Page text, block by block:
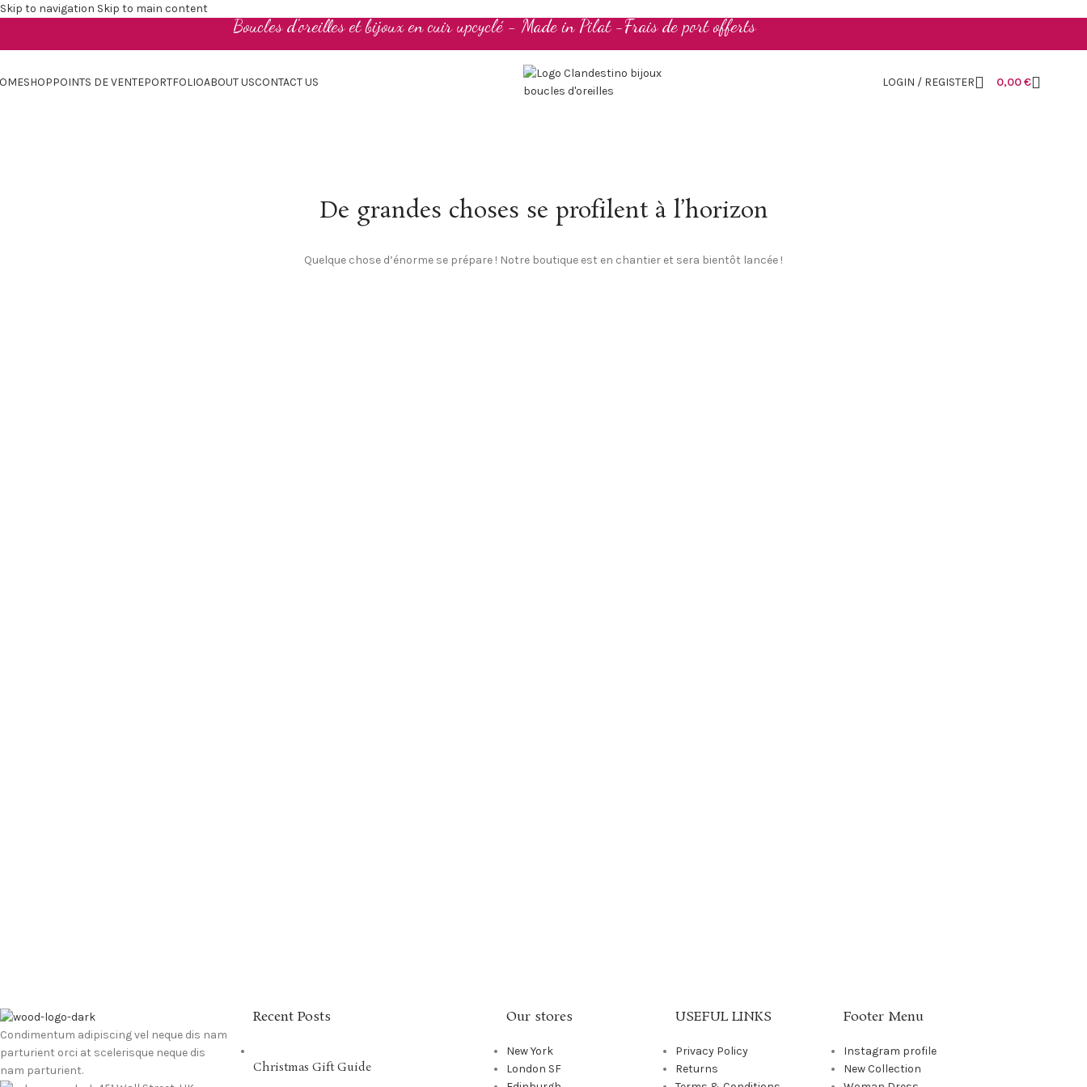
Skip to navigation Skip to main content
Boucles d'oreilles et bijoux en cuir upcyclé - Made in Pilat -Frais de port offerts
SHOPPOINTS DE VENTEPORTFOLIOABOUT USCONTACT US LOGIN / REGISTER 0,00€
De grandes choses se profilent à l’horizon
Quelque chose d’énorme se prépare ! Notre boutique est en chantier et sera bientôt lancée !
Condimentum adipiscing vel neque dis nam
parturient orci at scelerisque neque dis
nam parturient.
Recent Posts
Christmas Gift Guide
Our stores
New York
London SF
USEFUL LINKS
Privacy Policy
Returns
Footer Menu
Instagram profile
New Collection